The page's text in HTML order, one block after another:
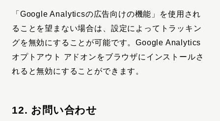
「Google Analyticsの広告向けの機能」を使用され
ることを望まない場合は、設定によってトラッキン
グを無効にすることが可能です。Google Analytics
オプトアウト アドオンをブラウザにインストールさ
れると無効にすることができます。
12. お問い合わせ